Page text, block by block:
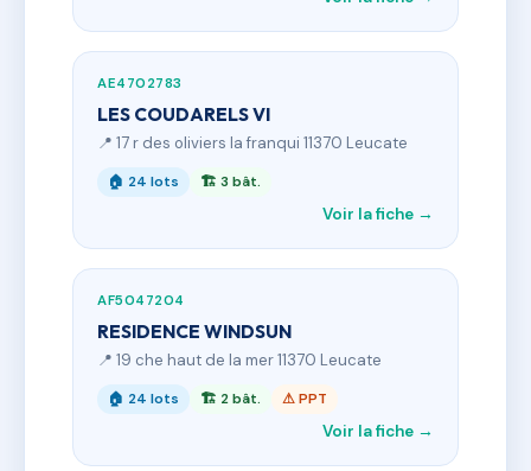
AE4702783
LES COUDARELS VI
📍 17 r des oliviers la franqui 11370 Leucate
🏠 24 lots 🏗 3 bât.
Voir la fiche →
AF5047204
RESIDENCE WINDSUN
📍 19 che haut de la mer 11370 Leucate
🏠 24 lots 🏗 2 bât. ⚠ PPT
Voir la fiche →